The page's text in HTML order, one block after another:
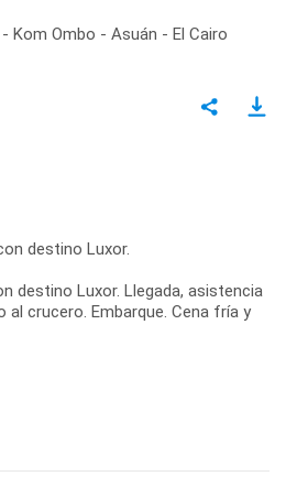
Kom Ombo - Asuán - El Cairo
destino Luxor.
destino Luxor. Llegada, asistencia
crucero. Embarque. Cena fría y